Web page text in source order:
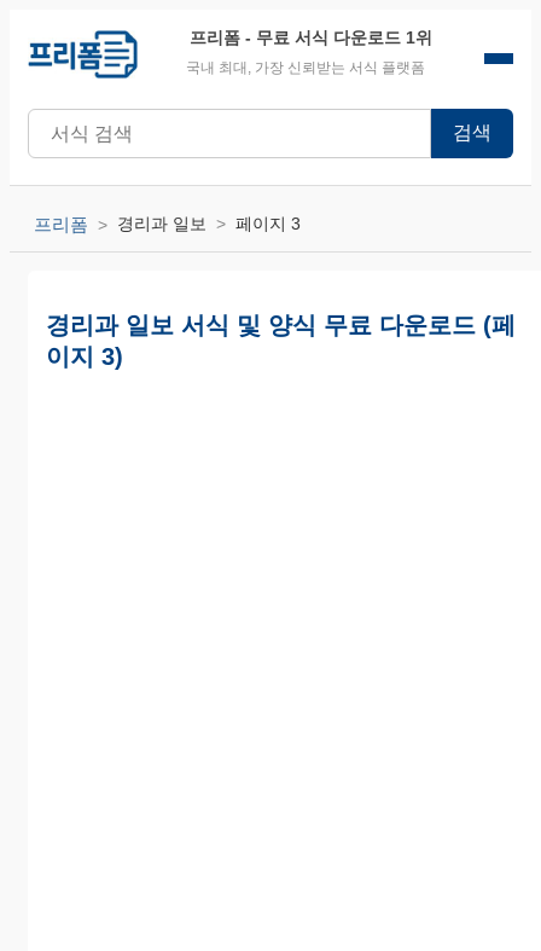
프리폼 - 무료 서식 다운로드 1위
국내 최대, 가장 신뢰받는 서식 플랫폼
검색
프리폼 경리과 일보 페이지 3
경리과 일보 서식 및 양식 무료 다운로드 (페
이지 3)